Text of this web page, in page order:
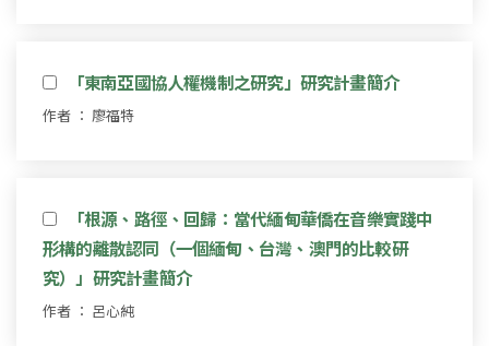
「東南亞國協人權機制之研究」研究計畫簡介
作者 ： 廖福特
「根源、路徑、回歸：當代緬甸華僑在音樂實踐中
形構的離散認同（一個緬甸、台灣、澳門的比較研
究）」研究計畫簡介
作者 ： 呂心純